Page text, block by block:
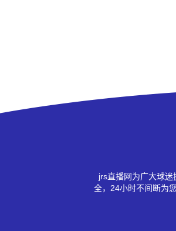
jrs直播网为广大球
全，24小时不间断为